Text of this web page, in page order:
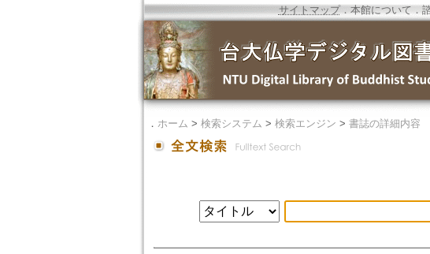
サイトマップ．本館について ．
． ホーム > 検索システム > 検索エンジン > 書誌の詳細内容